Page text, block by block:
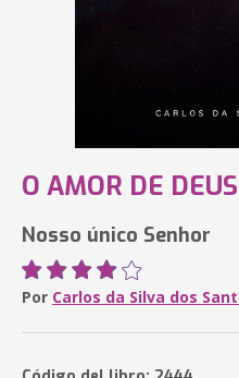
O AMOR DE DEUS
Nosso único Senhor
Por Carlos da Silva dos